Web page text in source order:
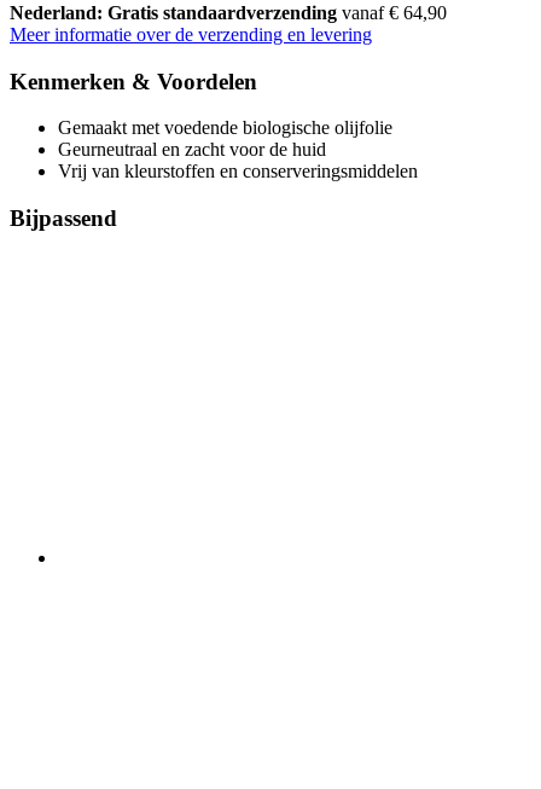
Nederland: Gratis standaardverzending vanaf € 64,90
Meer informatie over de verzending en levering
Kenmerken & Voordelen
Gemaakt met voedende biologische olijfolie
Geurneutraal en zacht voor de huid
Vrij van kleurstoffen en conserveringsmiddelen
Bijpassend